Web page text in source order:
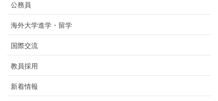
公務員
海外大学進学・留学
国際交流
教員採用
新着情報